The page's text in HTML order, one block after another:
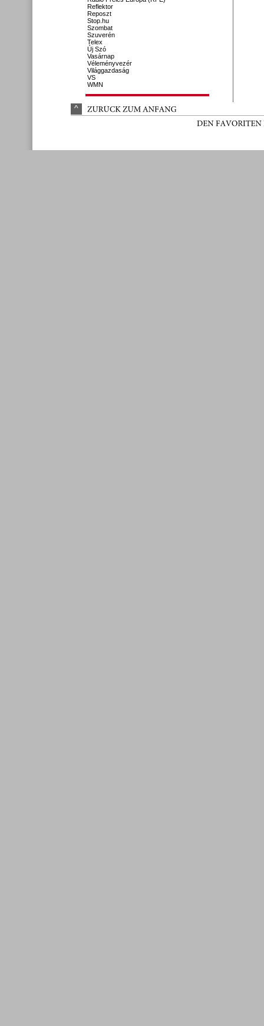
Reflektor
Reposzt
Stop.hu
Szombat
Szuverén
Telex
Új Szó
Vasárnap
Véleményvezér
Világgazdaság
VS
WMN
^ ZURÜCK ZUM ANFANG
DEN FAVORITEN